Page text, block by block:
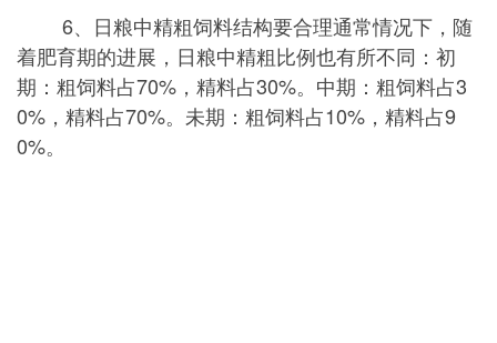
6、日粮中精粗饲料结构要合理通常情况下，随
着肥育期的进展，日粮中精粗比例也有所不同：初
期：粗饲料占70%，精料占30%。中期：粗饲料占3
0%，精料占70%。未期：粗饲料占10%，精料占9
0%。